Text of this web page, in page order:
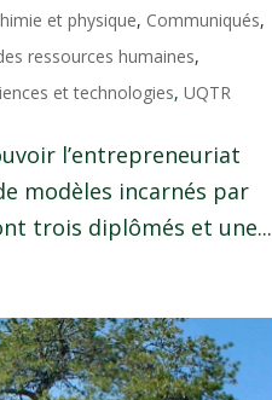
et physique, Communiqués,
ressources humaines,
et technologies,UQTR
l’entrepreneuriat
modèles incarnés par
trois diplômés et une...